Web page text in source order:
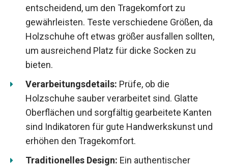
entscheidend, um den Tragekomfort zu
gewährleisten. Teste verschiedene Größen, da
Holzschuhe oft etwas größer ausfallen sollten,
um ausreichend Platz für dicke Socken zu
bieten.
Verarbeitungsdetails: Prüfe, ob die
Holzschuhe sauber verarbeitet sind. Glatte
Oberflächen und sorgfältig gearbeitete Kanten
sind Indikatoren für gute Handwerkskunst und
erhöhen den Tragekomfort.
Traditionelles Design: Ein authentischer